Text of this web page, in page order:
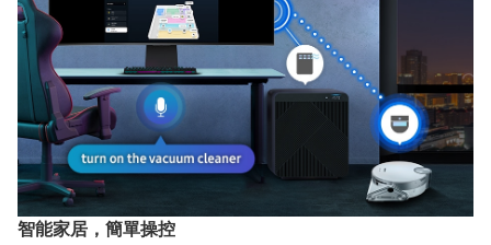
智能家居，簡單操控